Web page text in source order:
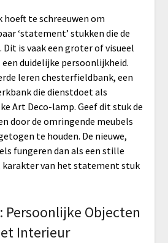
te schreeuwen om
‘statement’ stukken die de
is vaak een groter of visueel
duidelijke persoonlijkheid.
leren chesterfieldbank, een
die dienstdoet als
Art Deco-lamp. Geef dit stuk de
door de omringende meubels
te houden. De nieuwe,
fungeren dan als een stille
van het statement stuk
Persoonlijke Objecten
Interieur